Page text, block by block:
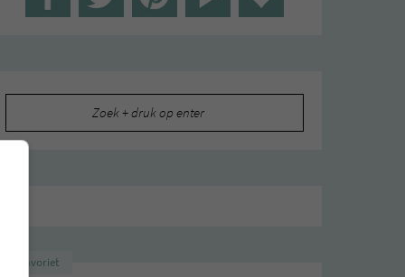
Favoriet